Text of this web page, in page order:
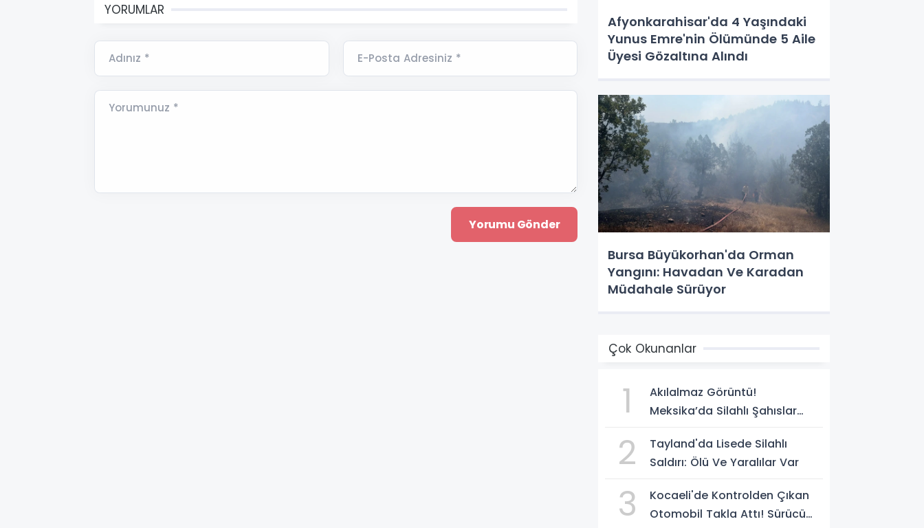
YORUMLAR
Adınız * E-Posta Adresiniz *
Yorumunuz *
Afyonkarahisar'da 4 Yaşındaki
Yunus Emre'nin Ölümünde 5 Aile
Üyesi Gözaltına Alındı
Bursa Büyükorhan'da Orman
Yangını: Havadan Ve Karadan
Müdahale Sürüyor
Çok Okunanlar
1
Akılalmaz Görüntü!
Meksika’da Silahlı Şahıslar
Rahatça Geçti
2
Tayland'da Lisede Silahlı
Saldırı: Ölü Ve Yaralılar Var
3
Kocaeli'de Kontrolden Çıkan
Otomobil Takla Attı! Sürücü